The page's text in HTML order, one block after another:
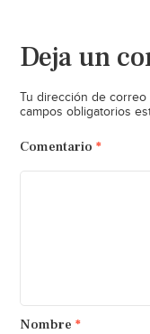
Deja un
Tu dirección de
campos obligatorios
Comentario *
Nombre *